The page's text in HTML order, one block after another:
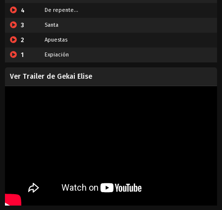
4 De repente...
3 Santa
2 Apuestas
1 Expiación
Ver Trailer de Gekai Elise